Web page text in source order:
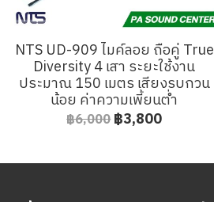
NTS UD-909 ไมค์ลอย ถือคู่ True
Diversity 4 เสา ระยะใช้งาน
ประมาณ 150 เมตร เสียงรบกวน
น้อย ค่าความเพี้ยนต่ำ
฿6,000฿3,800